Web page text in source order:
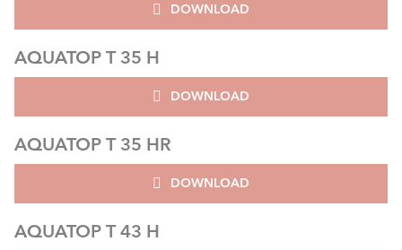
DOWNLOAD
AQUATOP T 35 H
DOWNLOAD
AQUATOP T 35 HR
DOWNLOAD
AQUATOP T 43 H